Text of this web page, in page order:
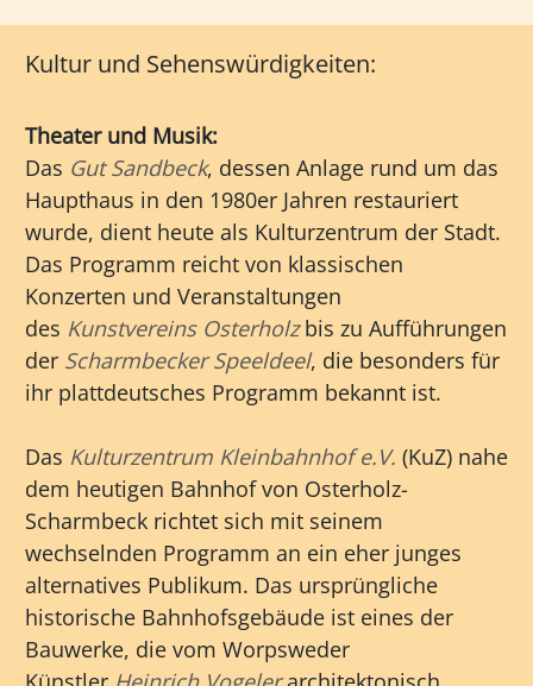
Kultur und Sehenswürdigkeiten:
Theater und Musik:
Das Gut Sandbeck, dessen Anlage rund um das
Haupthaus in den 1980er Jahren restauriert
wurde, dient heute als Kulturzentrum der Stadt.
Das Programm reicht von klassischen
Konzerten und Veranstaltungen
des Kunstvereins Osterholzbis zu Aufführungen
der Scharmbecker Speeldeel, die besonders für
ihr plattdeutsches Programm bekannt ist.
Das Kulturzentrum Kleinbahnhof e.V. (KuZ) nahe
dem heutigen Bahnhof von Osterholz-
Scharmbeck richtet sich mit seinem
wechselnden Programm an ein eher junges
alternatives Publikum. Das ursprüngliche
historische Bahnhofsgebäude ist eines der
Bauwerke, die vom Worpsweder